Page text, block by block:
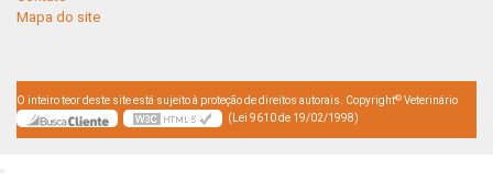
Mapa do site
O inteiro teor deste site está sujeito à proteção de direitos autorais. Copyright© Veterinário
(Lei 9610 de 19/02/1998)